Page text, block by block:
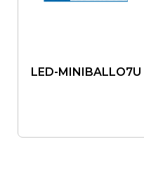
LED-MINIBALLO7U